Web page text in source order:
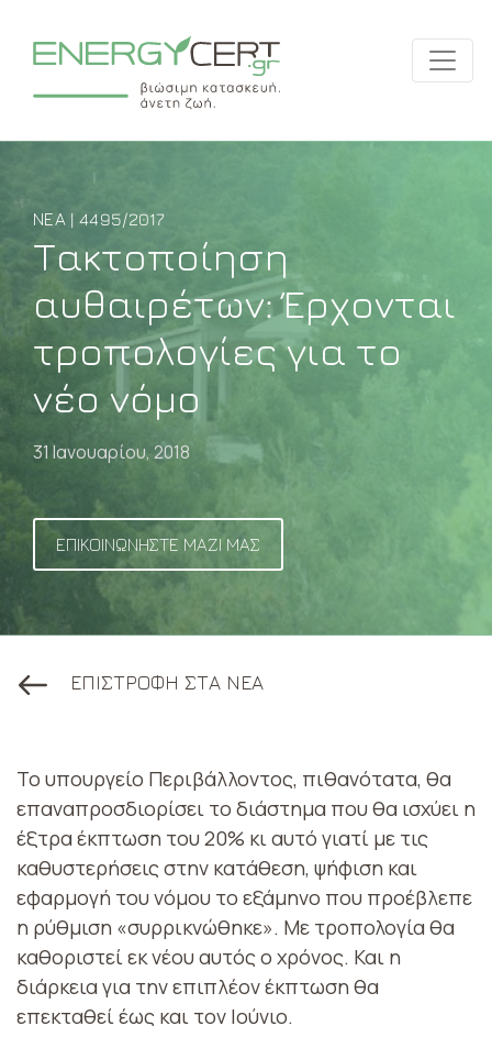
ΝΈΑ | 4495/2017
Τακτοποίηση
αυθαιρέτων: Έρχονται
τροπολογίες για το
νέο νόμο
31 Ιανουαρίου, 2018
ΕΠΙΚΟΙΝΩΝΗΣΤΕ ΜΑΖΙ ΜΑΣ
ΕΠΙΣΤΡΟΦΗ ΣΤΑ ΝΕΑ
Το υπουργείο Περιβάλλοντος, πιθανότατα, θα
επαναπροσδιορίσει το διάστημα που θα ισχύει η
έξτρα έκπτωση του 20% κι αυτό γιατί με τις
καθυστερήσεις στην κατάθεση, ψήφιση και
εφαρμογή του νόμου το εξάμηνο που προέβλεπε
η ρύθμιση «συρρικνώθηκε». Με τροπολογία θα
καθοριστεί εκ νέου αυτός ο χρόνος. Και η
διάρκεια για την επιπλέον έκπτωση θα
επεκταθεί έως και τον Ιούνιο.